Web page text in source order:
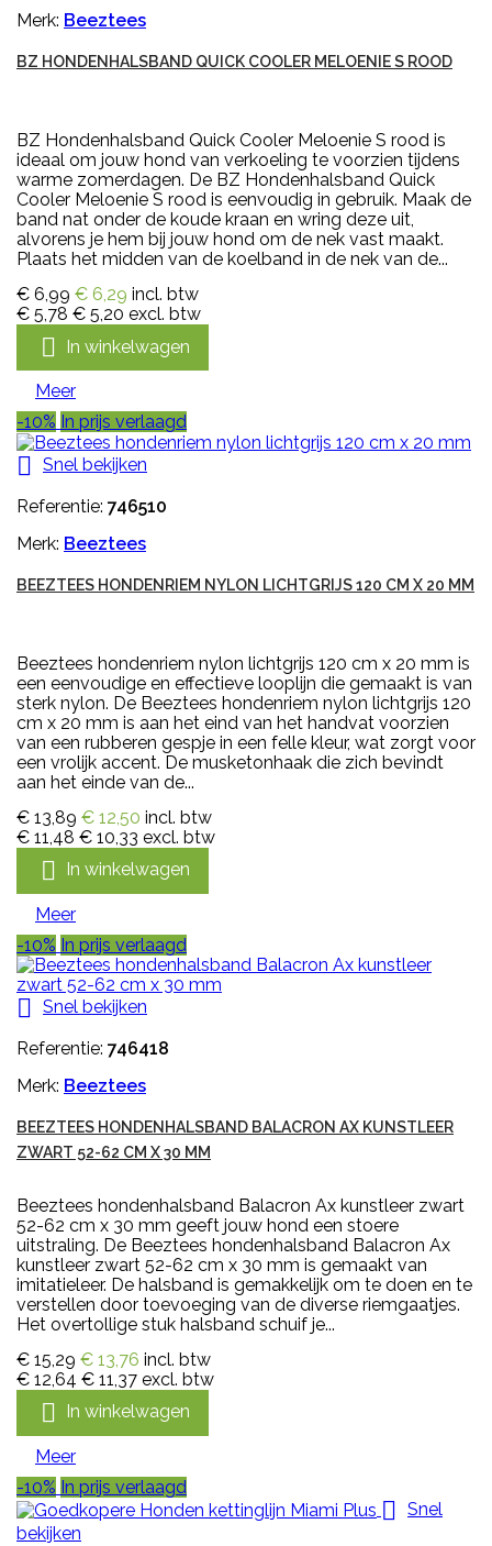
Merk: Beeztees
BZ HONDENHALSBAND QUICK COOLER MELOENIE S ROOD
BZ Hondenhalsband Quick Cooler Meloenie S rood is
ideaal om jouw hond van verkoeling te voorzien tijdens
warme zomerdagen. De BZ Hondenhalsband Quick
Cooler Meloenie S rood is eenvoudig in gebruik. Maak de
band nat onder de koude kraan en wring deze uit,
alvorens je hem bij jouw hond om de nek vast maakt.
Plaats het midden van de koelband in de nek van de...
€ 6,99 € 6,29 incl. btw
€ 5,78 € 5,20 excl. btw
 In winkelwagen
Meer
-10% In prijs verlaagd

Snel bekijken
Referentie: 746510
Merk: Beeztees
BEEZTEES HONDENRIEM NYLON LICHTGRIJS 120 CM X 20 MM
Beeztees hondenriem nylon lichtgrijs 120 cm x 20 mm is
een eenvoudige en effectieve looplijn die gemaakt is van
sterk nylon. De Beeztees hondenriem nylon lichtgrijs 120
cm x 20 mm is aan het eind van het handvat voorzien
van een rubberen gespje in een felle kleur, wat zorgt voor
een vrolijk accent. De musketonhaak die zich bevindt
aan het einde van de...
€ 13,89 € 12,50 incl. btw
€ 11,48 € 10,33 excl. btw
 In winkelwagen
Meer
-10% In prijs verlaagd

Snel bekijken
Referentie: 746418
Merk: Beeztees
BEEZTEES HONDENHALSBAND BALACRON AX KUNSTLEER
ZWART 52-62 CM X 30 MM
Beeztees hondenhalsband Balacron Ax kunstleer zwart
52-62 cm x 30 mm geeft jouw hond een stoere
uitstraling. De Beeztees hondenhalsband Balacron Ax
kunstleer zwart 52-62 cm x 30 mm is gemaakt van
imitatieleer. De halsband is gemakkelijk om te doen en te
verstellen door toevoeging van de diverse riemgaatjes.
Het overtollige stuk halsband schuif je...
€ 15,29 € 13,76 incl. btw
€ 12,64 € 11,37 excl. btw
 In winkelwagen
Meer
-10% In prijs verlaagd

Snel
bekijken